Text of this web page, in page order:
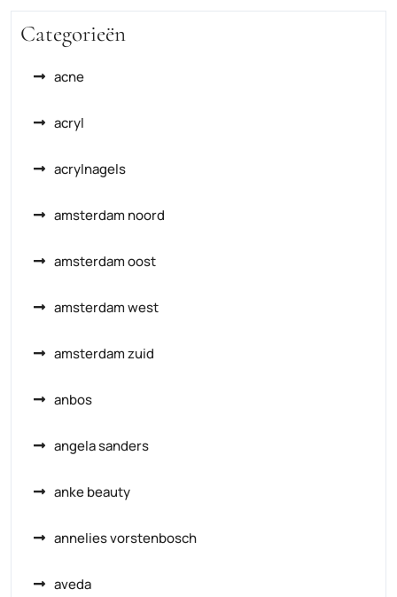
Categorieën
acne
acryl
acrylnagels
amsterdam noord
amsterdam oost
amsterdam west
amsterdam zuid
anbos
angela sanders
anke beauty
annelies vorstenbosch
aveda